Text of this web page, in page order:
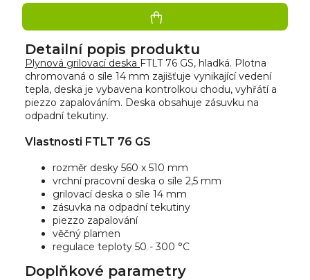
Detailní popis produktu
Plynová grilovací deska FTLT 76 GS, hladká. Plotna
chromovaná o síle 14 mm zajišťuje vynikající vedení
tepla, deska je vybavena kontrolkou chodu, vyhřátí a
piezzo zapalováním. Deska obsahuje zásuvku na
odpadní tekutiny.
Vlastnosti FTLT 76 GS
rozměr desky 560 x 510 mm
vrchní pracovní deska o síle 2,5 mm
grilovací deska o síle 14 mm
zásuvka na odpadní tekutiny
piezzo zapalování
věčný plamen
regulace teploty 50 - 300 °C
Doplňkové parametry